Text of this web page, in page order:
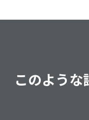
このよう